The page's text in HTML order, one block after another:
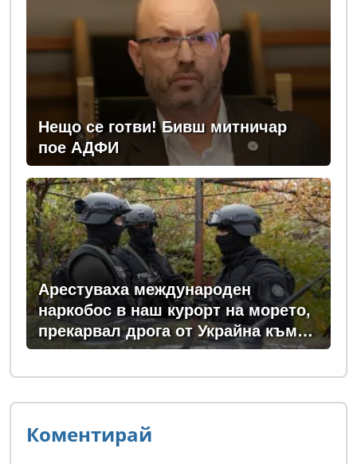
Нещо се готви! Бивш митничар
пое АДФИ
Арестуваха международен
наркобос в наш курорт на морето,
прекарвал дрога от Украйна към
ЕС
Коментирай